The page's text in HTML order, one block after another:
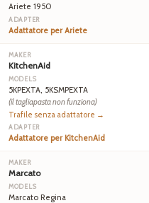
Ariete 1950
Adattatore per Ariete
KitchenAid
5KPEXTA, 5KSMPEXTA
(il tagliapasta non funziona)
Trafile senza adattatore →
Adattatore per KitchenAid
Marcato
Marcato Regina